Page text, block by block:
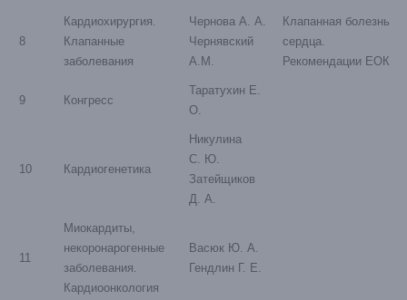
8
Кардиохирургия.
Клапанные
заболевания
Чернова А. А.
Чернявский
А.М.
Клапанная болезнь
сердца.
Рекомендации ЕОК
9 Конгресс
Таратухин Е.
О.
10 Кардиогенетика
Никулина
С. Ю.
Затейщиков
Д. А.
11
Миокардиты,
некоронарогенные
заболевания.
Кардиоонкология
Васюк Ю. А.
Гендлин Г. Е.